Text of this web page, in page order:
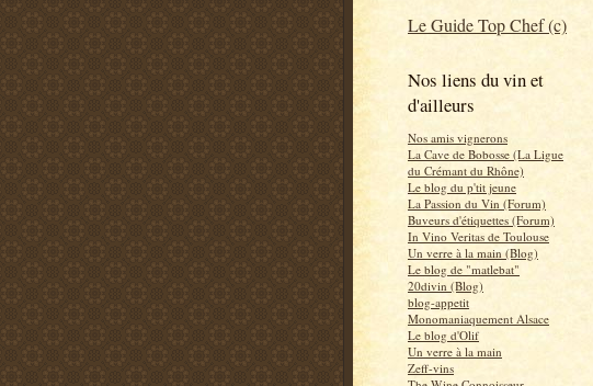
Le Guide Top Chef (c)
Nos liens du vin et
d'ailleurs
Nos amis vignerons
La Cave de Bobosse (La Ligue
du Crémant du Rhône)
Le blog du p'tit jeune
La Passion du Vin (Forum)
Buveurs d'étiquettes (Forum)
In Vino Veritas de Toulouse
Un verre à la main (Blog)
Le blog de "matlebat"
20divin (Blog)
blog-appetit
Monomaniaquement Alsace
Le blog d'Olif
Un verre à la main
Zeff-vins